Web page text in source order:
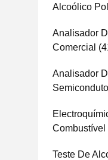
Alcoólico
Analisador
Comercial
Analisador
Teste De